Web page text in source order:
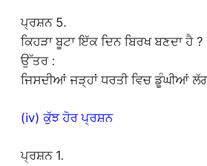
ਪ੍ਰਸ਼ਨ 5.
ਕਿਹੜਾ ਬੂਟਾ ਇੱਕ ਦਿਨ ਬਿਰਖ ਬਣਦਾ ਹੈ ?
ਉੱਤਰ :
ਜਿਸਦੀਆਂ ਜੜ੍ਹਾਂ ਧਰਤੀ ਵਿਚ ਡੂੰਘੀਆਂ
(iv) ਕੁੱਝ ਹੋਰ ਪ੍ਰਸ਼ਨ
ਪ੍ਰਸ਼ਨ 1.